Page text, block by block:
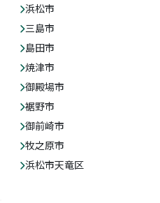
浜松市
三島市
島田市
焼津市
御殿場市
裾野市
御前崎市
牧之原市
浜松市天竜区